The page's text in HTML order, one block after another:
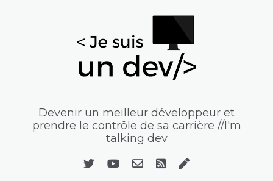
Devenir un meilleur développeur et
prendre le contrôle de sa carrière //I'm
talking dev